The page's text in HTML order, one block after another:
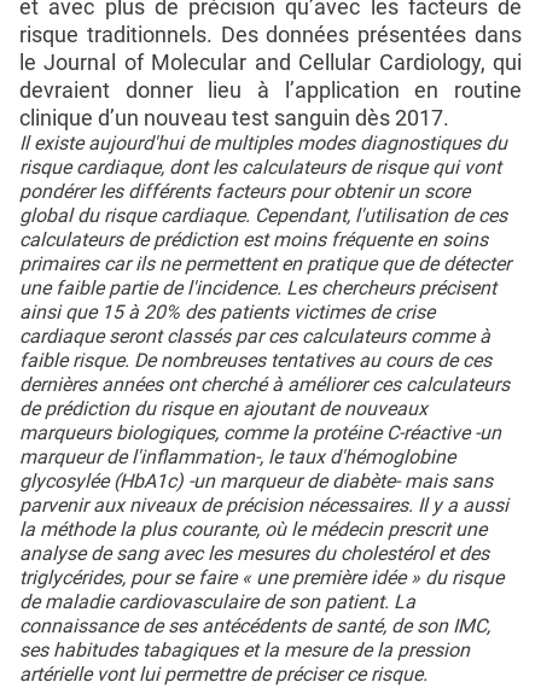
et avec plus de précision qu’avec les facteurs de
risque traditionnels. Des données présentées dans
le Journal of Molecular and Cellular Cardiology, qui
devraient donner lieu à l’application en routine
clinique d’un nouveau test sanguin dès 2017.
Il existe aujourd'hui de multiples modes diagnostiques du
risque cardiaque, dont les calculateurs de risque qui vont
pondérer les différents facteurs pour obtenir un score
global du risque cardiaque. Cependant, l'utilisation de ces
calculateurs de prédiction est moins fréquente en soins
primaires car ils ne permettent en pratique que de détecter
une faible partie de l'incidence. Les chercheurs précisent
ainsi que 15 à 20% des patients victimes de crise
cardiaque seront classés par ces calculateurs comme à
faible risque. De nombreuses tentatives au cours de ces
dernières années ont cherché à améliorer ces calculateurs
de prédiction du risque en ajoutant de nouveaux
marqueurs biologiques, comme la protéine C-réactive -un
marqueur de l'inflammation-, le taux d'hémoglobine
glycosylée (HbA1c) -un marqueur de diabète- mais sans
parvenir aux niveaux de précision nécessaires. Il y a aussi
la méthode la plus courante, où le médecin prescrit une
analyse de sang avec les mesures du cholestérol et des
triglycérides, pour se faire « une première idée » du risque
de maladie cardiovasculaire de son patient. La
connaissance de ses antécédents de santé, de son IMC,
ses habitudes tabagiques et la mesure de la pression
artérielle vont lui permettre de préciser ce risque.